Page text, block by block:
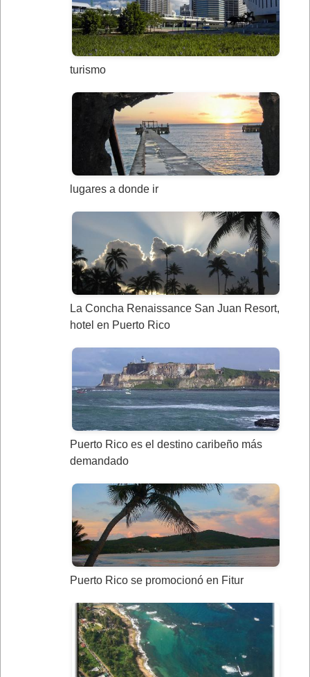
turismo
lugares a donde ir
La Concha Renaissance San Juan Resort,
hotel en Puerto Rico
Puerto Rico es el destino caribeño más
demandado
Puerto Rico se promocionó en Fitur